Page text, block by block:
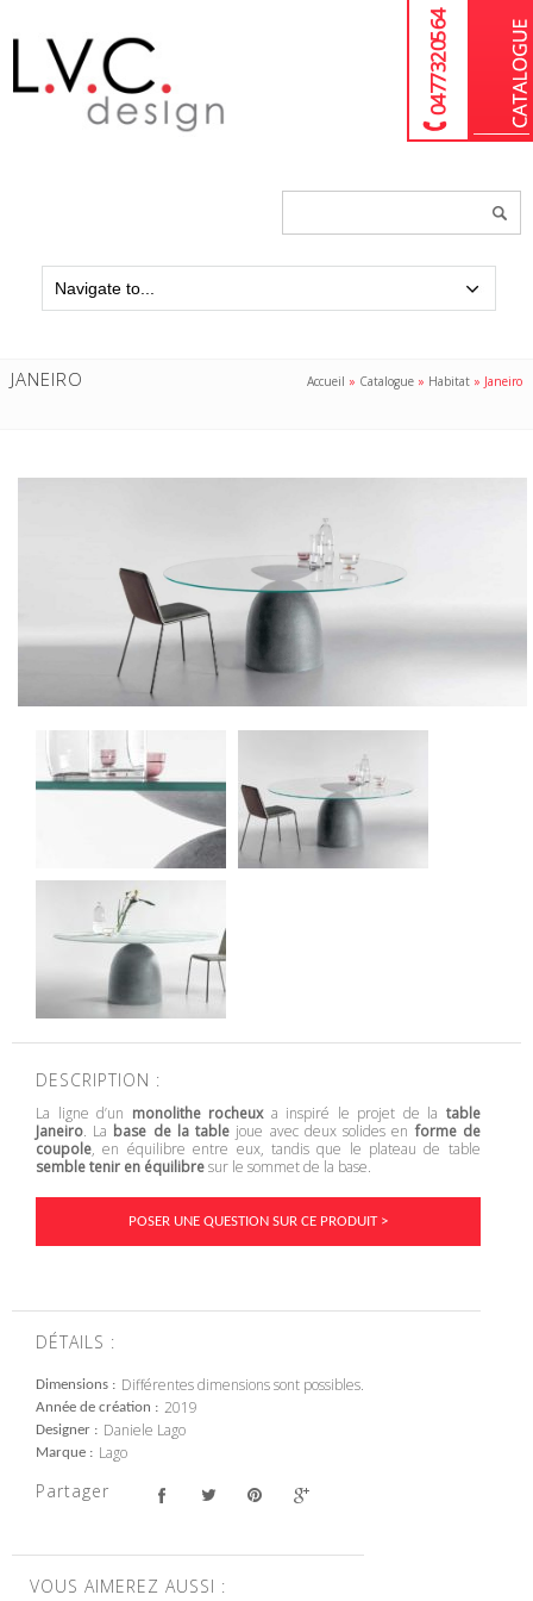
04 77 32 05 64
JANEIRO Accueil » Catalogue » Habitat » Janeiro
DESCRIPTION :
La ligne d’un monolithe rocheuxa inspiré le projet de la table
Janeiro. La base de la table joue avec deux solides enforme de
coupole, en équilibre entre eux, tandis que le plateau de table
semble tenir en équilibresur le sommet de la base.
POSER UNE QUESTION SUR CE PRODUIT >
DÉTAILS :
Dimensions Différentes dimensions sont possibles.
Année de création 2019
Designer Daniele Lago
Marque Lago
Partager
VOUS AIMEREZ AUSSI :